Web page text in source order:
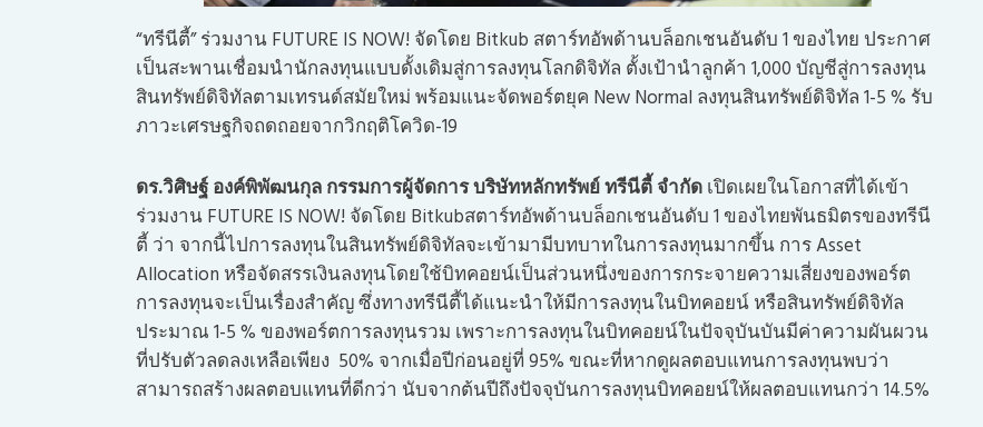
“ทรีนีตี้” ร่วมงาน FUTURE IS NOW! จัดโดย Bitkub สตาร์ทอัพด้านบล็อกเชนอันดับ 1 ของไทย ประกาศ
เป็นสะพานเชื่อมนำนักลงทุนแบบดั้งเดิมสู่การลงทุนโลกดิจิทัล ตั้งเป้านำลูกค้า 1,000 บัญชีสู่การลงทุน
สินทรัพย์ดิจิทัลตามเทรนด์สมัยใหม่ พร้อมแนะจัดพอร์ตยุค New Normal ลงทุนสินทรัพย์ดิจิทัล 1-5 % รับ
ภาวะเศรษฐกิจถดถอยจากวิกฤติโควิด-19
ดร.วิศิษฐ์ องค์พิพัฒนกุล กรรมการผู้จัดการ บริษัทหลักทรัพย์ ทรีนีตี้ จำกัดเปิดเผยในโอกาสที่ได้เข้า
ร่วมงาน FUTURE IS NOW! จัดโดย Bitkubสตาร์ทอัพด้านบล็อกเชนอันดับ 1 ของไทยพันธมิตรของทรีนี
ตี้ ว่า จากนี้ไปการลงทุนในสินทรัพย์ดิจิทัลจะเข้ามามีบทบาทในการลงทุนมากขึ้น การ Asset
Allocation หรือจัดสรรเงินลงทุนโดยใช้บิทคอยน์เป็นส่วนหนึ่งของการกระจายความเสี่ยงของพอร์ต
การลงทุนจะเป็นเรื่องสำคัญ ซึ่งทางทรีนีตี้ได้แนะนำให้มีการลงทุนในบิทคอยน์ หรือสินทรัพย์ดิจิทัล
ประมาณ 1-5 % ของพอร์ตการลงทุนรวม เพราะการลงทุนในบิทคอยน์ในปัจจุบันบันมีค่าความผันผวน
ที่ปรับตัวลดลงเหลือเพียง 50% จากเมื่อปีก่อนอยู่ที่ 95% ขณะที่หากดูผลตอบแทนการลงทุนพบว่า
สามารถสร้างผลตอบแทนที่ดีกว่า นับจากต้นปีถึงปัจจุบันการลงทุนบิทคอยน์ให้ผลตอบแทนกว่า 14.5%